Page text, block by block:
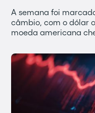
A semana foi
câmbio, com o dólar
moeda americana